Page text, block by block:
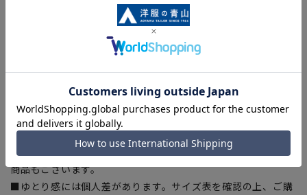
こちらの商品の裾直しをする場合は店舗にて承ります。補正料
金については店舗へお問い合わせください。商品の股下以上の
長さの調節は出来ません、予めご了承ください。
■商品画像はサンプルのため、色味やサイズ等の仕様に変更が
ある場合がございますので、予めご了承ください。
■サイズスペックは仕上がりサイズを記載しております。一
部、商品現物におすすめサイズ(ヌードサイズ)を記載している
商品もございます。
■ゆとり感には個人差があります。サイズ表を確認の上、ご購